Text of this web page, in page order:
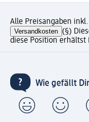
Alle Preisangaben
Versandkosten (§)
diese Position erhältst
Wie gefällt